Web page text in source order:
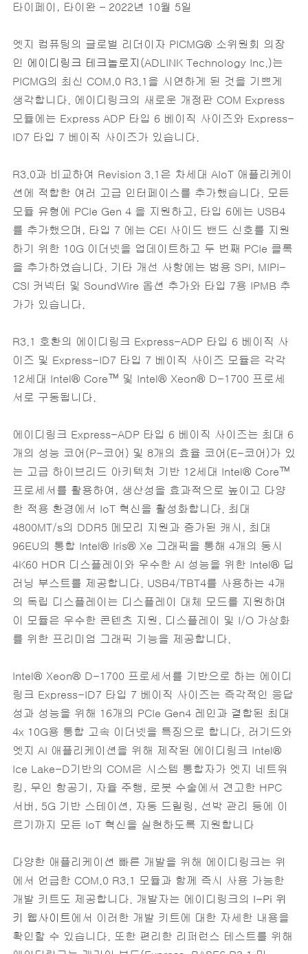
타이페이, 타이완 – 2022년 10월 5일
엣지 컴퓨팅의 글로벌 리더이자 PICMG® 소위원회 의장
인
에이디링크 테크놀로지 (ADLINK Technology Inc.)는
PICMG의 최신 COM.0 R3.1을 시연하게 된 것을 기쁘게
생각합니다. 에이디링크의 새로운 개정판 COM Express
모듈에는 Express ADP 타입 6 베이직 사이즈와 Express-
ID7 타입 7 베이직 사이즈가 있습니다.
R3.0과 비교하여 Revision 3.1은 차세대 AIoT 애플리케이
션에 적합한 여러 고급 인터페이스를 추가했습니다. 모든
모듈 유형에 PCIe Gen 4 을 지원하고, 타입 6에는 USB4
를 추가했으며, 타입 7 에는 CEI 사이드 밴드 신호를 지원
하기 위한 10G 이더넷을 업데이트하고 두 번째 PCIe 클록
을 추가하였습니다. 기타 개선 사항에는 범용 SPI, MIPI-
CSI 커넥터 및 SoundWire 옵션 추가와 타입 7용 IPMB 추
가가 있습니다.
R3.1 호환의 에이디링크 Express-ADP 타입 6 베이직 사
이즈 및 Express-ID7 타입 7 베이직 사이즈 모듈은 각각
12세대 Intel® Core™ 및 Intel® Xeon® D-1700 프로세
서로 구동됩니다.
에이디링크 Express-ADP 타입 6 베이직 사이즈는 최대 6
개의 성능 코어(P-코어) 및 8개의 효율 코어(E-코어)가 있
는 고급 하이브리드 아키텍처 기반 12세대 Intel® Core™
프로세서를 활용하여, 생산성을 효과적으로 높이고 다양
한 적용 환경에서 IoT 혁신을 활성화합니다. 최대
4800MT/s의 DDR5 메모리 지원과 증가된 캐시, 최대
96EU의 통합 Intel® Iris® Xe 그래픽을 통해 4개의 동시
4K60 HDR 디스플레이와 우수한 AI 성능을 위한 Intel® 딥
러닝 부스트를 제공합니다. USB4/TBT4를 사용하는 4개
의 독립 디스플레이는 디스플레이 대체 모드를 지원하며
이 모듈은 우수한 콘텐츠 지원, 디스플레이 및 I/O 가상화
를 위한 프리미엄 그래픽 기능을 제공합니다.
Intel® Xeon® D-1700 프로세서를 기반으로 하는 에이디
링크 Express-ID7 타입 7 베이직 사이즈는 즉각적인 응답
성과 성능을 위해 16개의 PCIe Gen4 레인과 결합된 최대
4x 10G용 통합 고속 이더넷을 특징으로 합니다. 러기드와
엣지 AI 애플리케이션을 위해 제작된 에이디링크 Intel®
Ice Lake-D기반의 COM은 시스템 통합자가 엣지 네트워
킹, 무인 항공기, 자율 주행, 로봇 수술에서 견고한 HPC
서버, 5G 기반 스테이션, 자동 드릴링, 선박 관리 등에 이
르기까지 모든 IoT 혁신을 실현하도록 지원합니다
다양한 애플리케이션 빠른 개발을 위해 에이디링크는 위
에서 언급한 COM.0 R3.1 모듈과 함께 즉시 사용 가능한
개발 키트도 제공합니다. 개발자는 에이디링크의
I-Pi 위
키 웹사이트 에서 이러한 개발 키트에 대한 자세한 내용을
확인할 수 있습니다. 또한 편리한 리퍼런스 테스트를 위해